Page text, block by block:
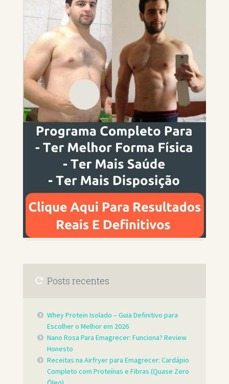
Posts recentes
Whey Protein Isolado – Guia Definitivo para
Escolher o Melhor em 2026
Nano Rosa Para Emagrecer: Funciona? Review
Honesto
Receitas na Airfryer para Emagrecer: Cardápio
Completo com Proteínas e Fibras (Quase Zero